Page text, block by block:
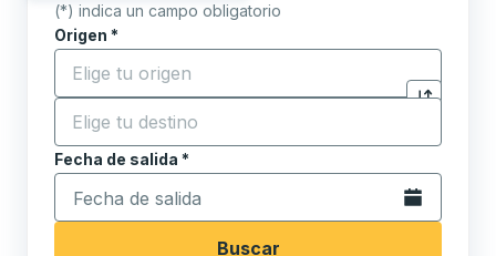
(*) indica un campo obligatorio
Origen *
Comience a escribir la ciudad de origen para abrir
Haga clic
Destino *
Comience a escribir la ciudad de destino para abrir
Fecha de salida *
Escriba la fecha en formato de fecha Barra diagonal
Abra el
Buscar